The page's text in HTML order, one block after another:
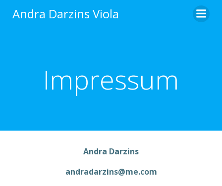
Inhalt
Andra Darzins Viola
Impressum
Andra Darzins
andradarzins@me.com